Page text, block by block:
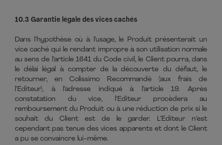
10.3 Garantie légale des vices cachés
Dans l’hypothèse où à l’usage, le Produit présenterait un
vice caché qui le rendant impropre à son utilisation normale
au sens de l’article 1641 du Code civil, le Client pourra, dans
le délai légal à compter de la découverte du défaut, le
retourner, en Colissimo Recommandé (aux frais de
l’Editeur), à l’adresse indiqué à l’article 19. Après
constatation du vice, l’Editeur procèdera au
remboursement du Produit ou à une réduction de prix si le
souhait du Client est de le garder. L’Editeur n’est
cependant pas tenue des vices apparents et dont le Client
a pu se convaincre lui-même.